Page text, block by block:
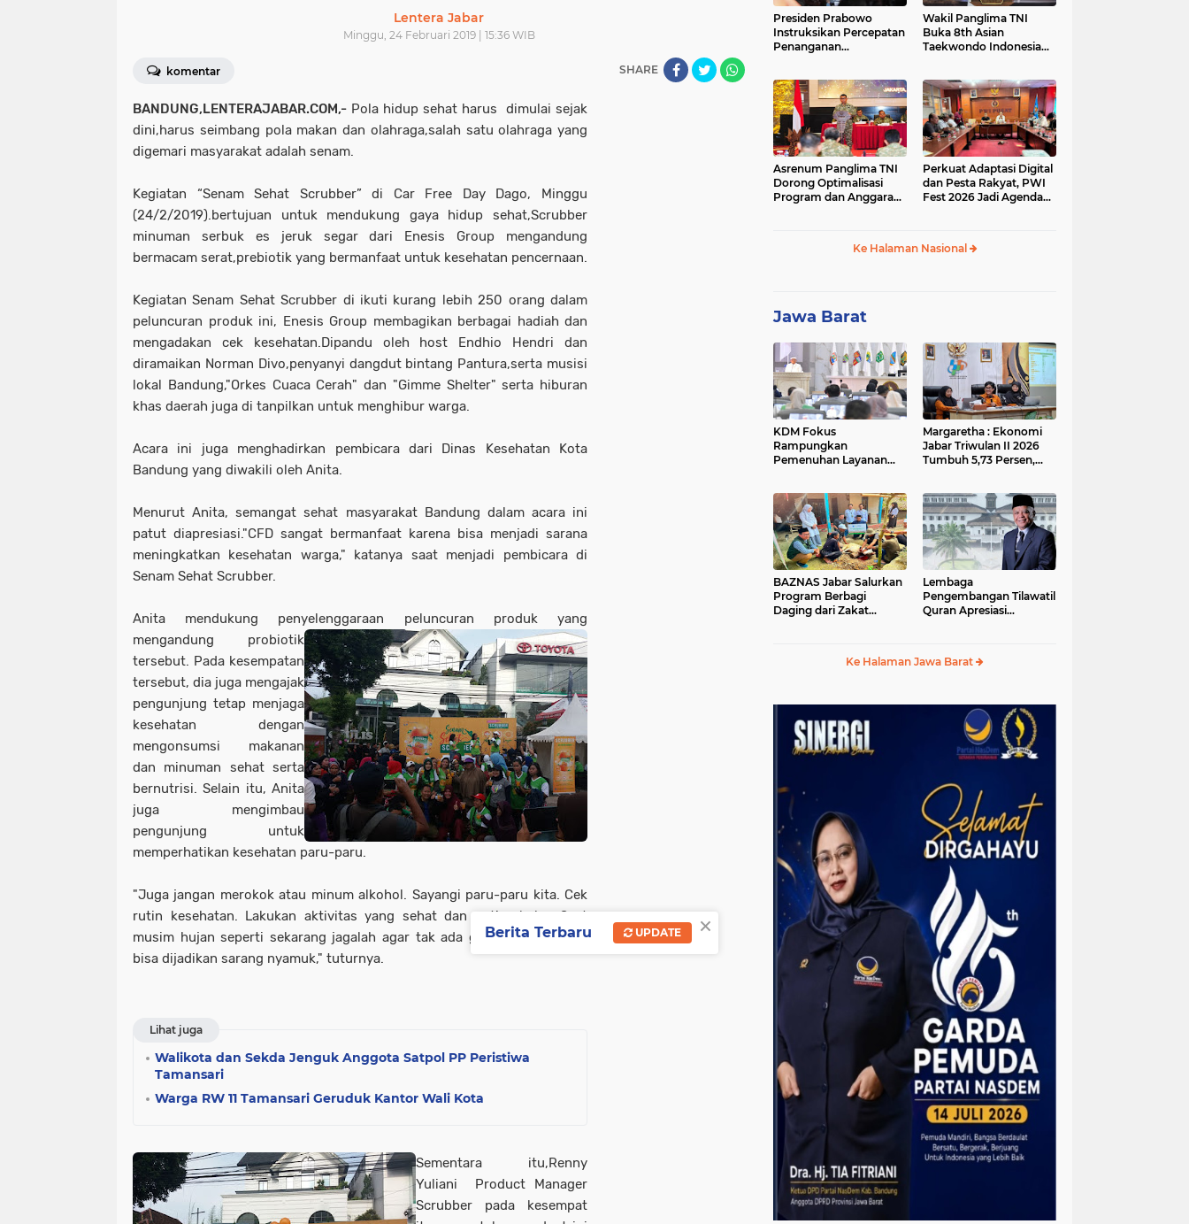
Lentera Jabar
Minggu, 24 Februari 2019 | 15:36 WIB
komentar SHARE
BANDUNG,LENTERAJABAR.COM,- Pola hidup sehat harus dimulai sejak
dini,harus seimbang pola makan dan olahraga,salah satu olahraga yang
digemari masyarakat adalah senam.
Kegiatan “Senam Sehat Scrubber” di Car Free Day Dago, Minggu
(24/2/2019).bertujuan untuk mendukung gaya hidup sehat,Scrubber
minuman serbuk es jeruk segar dari Enesis Group mengandung
bermacam serat,prebiotik yang bermanfaat untuk kesehatan pencernaan.
Kegiatan Senam Sehat Scrubber di ikuti kurang lebih 250 orang dalam
peluncuran produk ini, Enesis Group membagikan berbagai hadiah dan
mengadakan cek kesehatan.Dipandu oleh host Endhio Hendri dan
diramaikan Norman Divo,penyanyi dangdut bintang Pantura,serta musisi
lokal Bandung,"Orkes Cuaca Cerah" dan "Gimme Shelter" serta hiburan
khas daerah juga di tanpilkan untuk menghibur warga.
Acara ini juga menghadirkan pembicara dari Dinas Kesehatan Kota
Bandung yang diwakili oleh Anita.
Menurut Anita, semangat sehat masyarakat Bandung dalam acara ini
patut diapresiasi."CFD sangat bermanfaat karena bisa menjadi sarana
meningkatkan kesehatan warga," katanya saat menjadi pembicara di
Senam Sehat Scrubber.
Anita mendukung penyelenggaraan peluncuran produk yang
mengandung probiotik
tersebut. Pada kesempatan
tersebut, dia juga mengajak
pengunjung tetap menjaga
kesehatan dengan
mengonsumsi makanan
dan minuman sehat serta
bernutrisi. Selain itu, Anita
juga mengimbau
pengunjung untuk
memperhatikan kesehatan paru-paru.
"Juga jangan merokok atau minum alkohol. Sayangi paru-paru kita. Cek
rutin kesehatan. Lakukan aktivitas yang sehat dan antinarkoba. Saat
musim hujan seperti sekarang jagalah agar tak ada genangan air yang
bisa dijadikan sarang nyamuk," tuturnya.
Lihat juga
Walikota dan Sekda Jenguk Anggota Satpol PP Peristiwa
Tamansari
Warga RW 11 Tamansari Geruduk Kantor Wali Kota
Sementara itu,Renny
Yuliani Product Manager
Scrubber pada kesempat
Presiden Prabowo
Instruksikan Percepatan
Penanganan
BBM
Wakil Panglima TNI
Buka 8th Asian
Taekwondo Indonesia
Asrenum Panglima TNI
Dorong Optimalisasi
Program dan Anggaran
Perkuat Adaptasi Digital
dan Pesta Rakyat, PWI
Fest 2026 Jadi Agenda
Ke Halaman Nasional
Jawa Barat
KDM Fokus
Rampungkan
Pemenuhan Layanan
Margaretha : Ekonomi
Jabar Triwulan II 2026
Tumbuh 5,73 Persen,
BAZNAS Jabar Salurkan
Program Berbagi
Daging dari Zakat
Lembaga
Pengembangan Tilawatil
Quran Apresiasi
Ke Halaman Jawa Barat
×
Berita Terbaru UPDATE